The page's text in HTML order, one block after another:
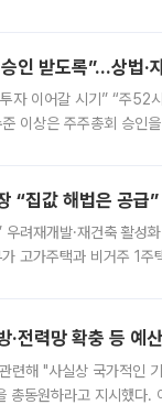
인 받도록”…상법·
자 이어갈 시기” “주52
이상은 주주총회 승인
“집값 해법은 공급
려재개발·재건축 활성
고가주택과 비거주 1
전력망 확충 등 예
련해 "사실상 국가적인
총동원하라고 지시했다.